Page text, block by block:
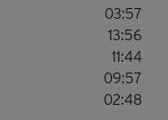
03:57
13:56
11:44
09:57
02:48